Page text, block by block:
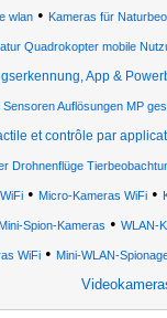
wlan • Kameras für
Quadrokopter mobile
App &
Auflösungen MP
et contrôle par
Drohnenflüge
• Micro-Kameras WiFi•
Spion-Kameras • WLAN-
WiFi• Mini-WLAN-